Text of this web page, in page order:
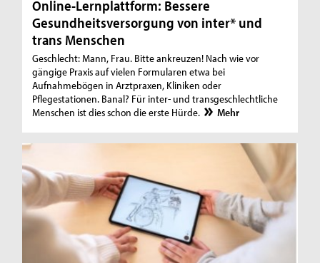
Online-Lernplattform: Bessere
Gesundheitsversorgung von inter* und
trans Menschen
Geschlecht: Mann, Frau. Bitte ankreuzen! Nach wie vor
gängige Praxis auf vielen Formularen etwa bei
Aufnahmebögen in Arztpraxen, Kliniken oder
Pflegestationen. Banal? Für inter- und transgeschlechtliche
Menschen ist dies schon die erste Hürde.
Mehr